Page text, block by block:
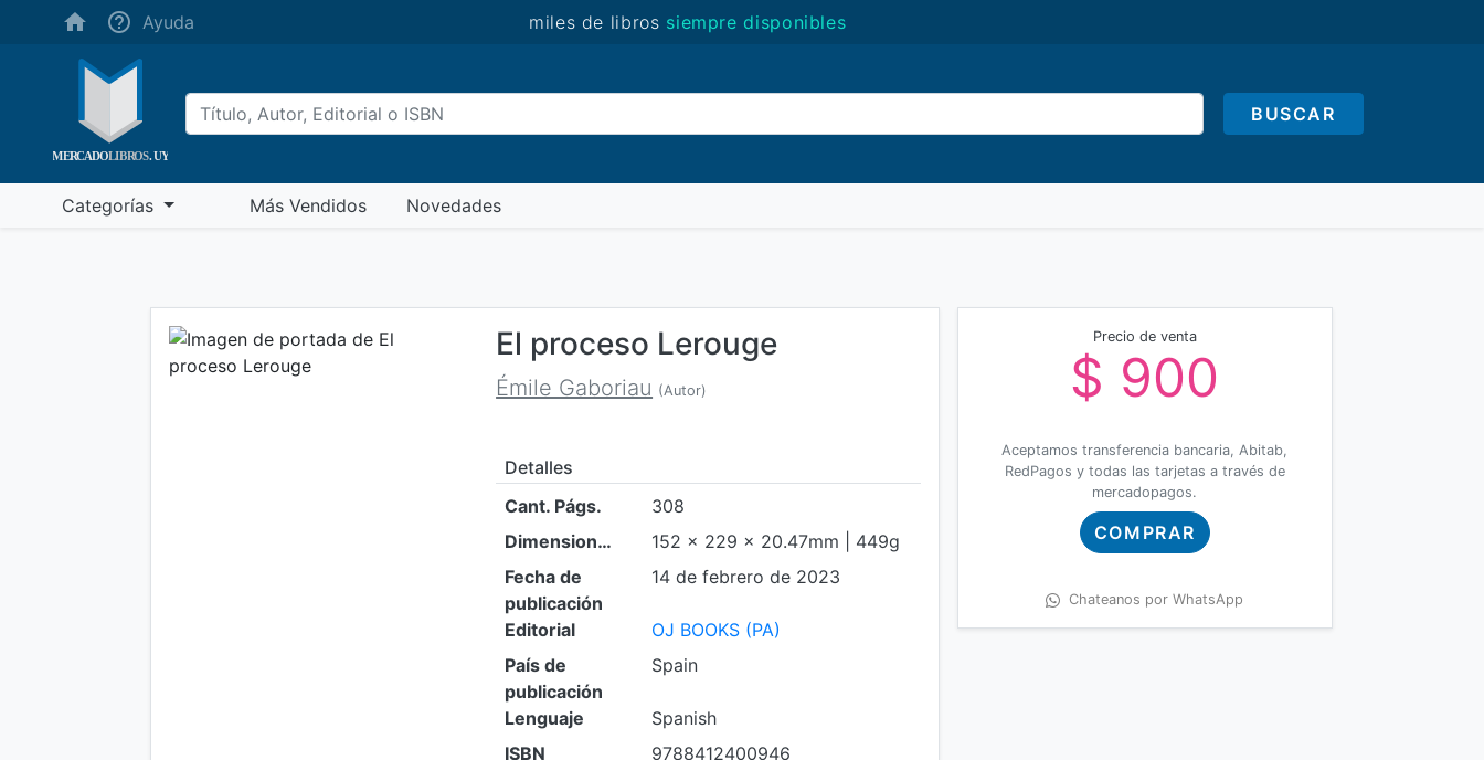
Ayuda miles de libros siempre disponibles
BUSCAR
Categorías Más Vendidos(más vendidos)
Novedades(novedades)
El proceso Lerouge
Émile Gaboriau (Autor)
Detalles
Cant. Págs.
308
Dimensiones
152 x 229 x 20.47mm | 449g
Fecha de
publicación
14 de febrero de 2023
Editorial
OJ BOOKS (PA)
País de
publicación
Spain
Lenguaje
Spanish
ISBN
9788412400946
Precio de venta
$ 900
Aceptamos transferencia bancaria, Abitab,
RedPagos y todas las tarjetas a través de
mercadopagos.
COMPRAR
Chateanos por WhatsApp